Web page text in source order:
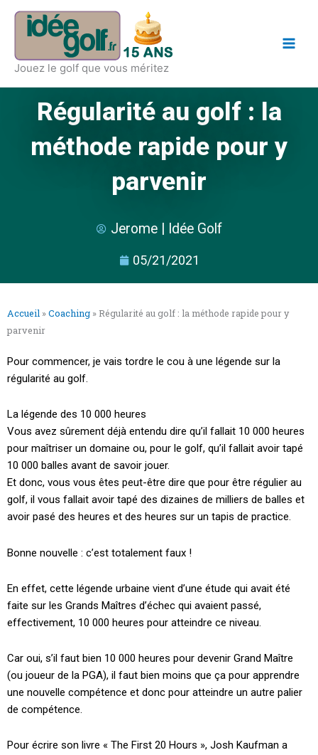
Aller
contenu
Jouez le golf que vous méritez
Régularité au golf : la
méthode rapide pour y
parvenir
Jerome | Idée Golf
05/21/2021
Accueil »Coaching » Régularité au golf : la méthode rapide pour y
parvenir
Pour commencer, je vais tordre le cou à une légende sur la
régularité au golf.
La légende des 10 000 heures
Vous avez sûrement déjà entendu dire qu’il fallait 10 000 heures
pour maîtriser un domaine ou, pour le golf, qu’il fallait avoir tapé
10 000 balles avant de savoir jouer.
Et donc, vous vous êtes peut-être dire que pour être régulier au
golf, il vous fallait avoir tapé des dizaines de milliers de balles et
avoir pasé des heures et des heures sur un tapis de practice.
Bonne nouvelle : c’est totalement faux !
En effet, cette légende urbaine vient d’une étude qui avait été
faite sur les Grands Maîtres d’échec qui avaient passé,
effectivement, 10 000 heures pour atteindre ce niveau.
Car oui, s’il faut bien 10 000 heures pour devenir Grand Maître
(ou joueur de la PGA), il faut bien moins que ça pour apprendre
une nouvelle compétence et donc pour atteindre un autre palier
de compétence.
Pour écrire son livre « The First 20 Hours », Josh Kaufman a